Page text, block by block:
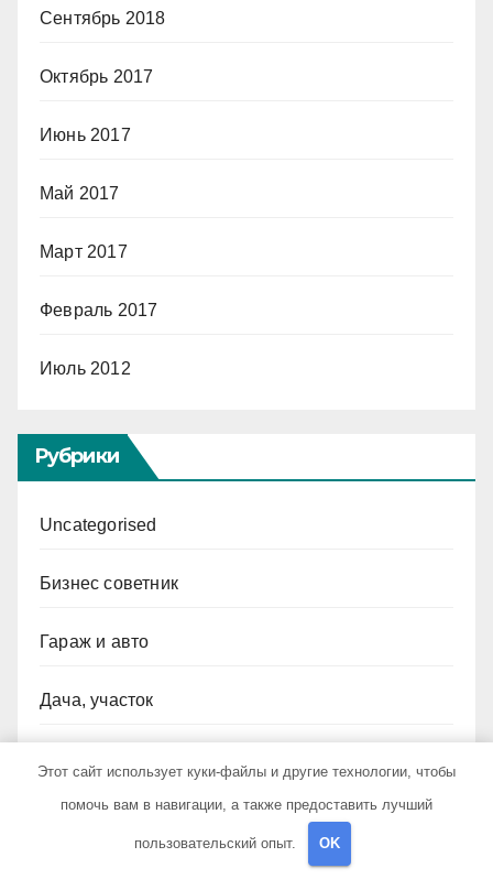
Сентябрь 2018
Октябрь 2017
Июнь 2017
Май 2017
Март 2017
Февраль 2017
Июль 2012
Рубрики
Uncategorised
Бизнес советник
Гараж и авто
Дача, участок
Этот сайт использует куки-файлы и другие технологии, чтобы
помочь вам в навигации, а также предоставить лучший
пользовательский опыт. OK